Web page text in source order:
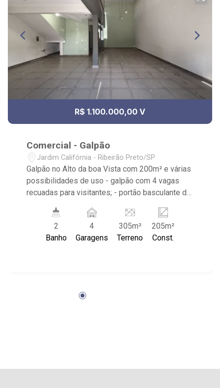
R$ 1.100.000,00 V
Comercial - Galpão
Jardim Califórnia - Ribeirão Preto/SP
Galpão no Alto da boa Vista com 200m² e várias
possibilidades de uso - galpão com 4 vagas
recuadas para visitantes; - portão basculante de
parede de drywall - todo salão com 7 metros de
largura - da parede de drywall até final do galpão
com mais 7 metros - possibilidade de abrir
Caramuru, av. Lusitana e Av. Adelmo Perdizza
2
Banho
4
Garagens
305m²
Terreno
205m²
Const.